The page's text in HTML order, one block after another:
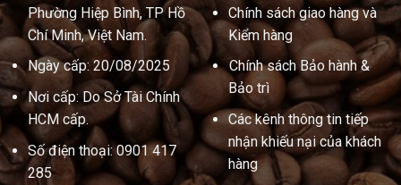
Phường Hiệp Bình, TP Hồ
Chí Minh, Việt Nam.
Ngày cấp: 20/08/2025
Nơi cấp: Do Sở Tài Chính
HCM cấp.
Số điện thoại: 0901 417
285
Chính sách giao hàng và
Kiểm hàng
Chính sách Bảo hành &
Bảo trì
Các kênh thông tin tiếp
nhận khiếu nại của khách
hàng